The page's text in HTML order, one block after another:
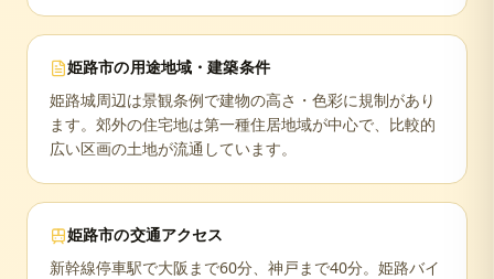
姫路市の用途地域・建築条件
姫路城周辺は景観条例で建物の高さ・色彩に規制があり
ます。郊外の住宅地は第一種住居地域が中心で、比較的
広い区画の土地が流通しています。
姫路市の交通アクセス
新幹線停車駅で大阪まで60分、神戸まで40分。姫路バイ